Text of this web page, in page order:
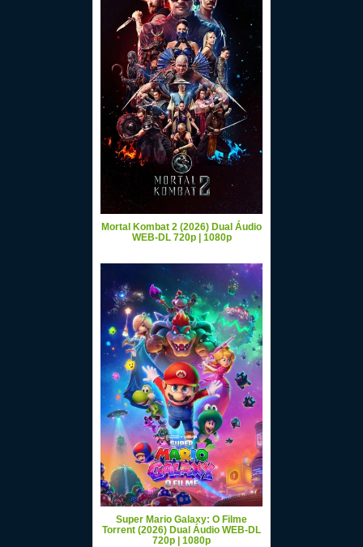
Mortal Kombat 2 (2026) Dual Áudio
WEB-DL 720p | 1080p
Super Mario Galaxy: O Filme
Torrent (2026) Dual Áudio WEB-DL
720p | 1080p